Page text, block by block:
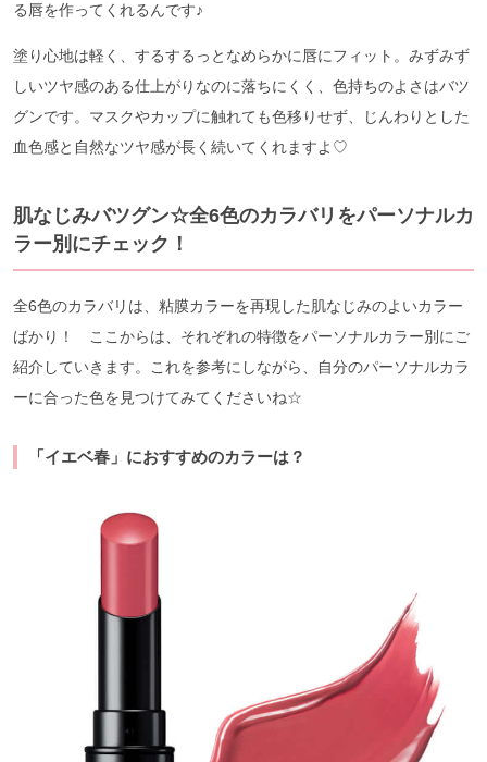
る唇を作ってくれるんです♪
塗り心地は軽く、するするっとなめらかに唇にフィット。みずみず
しいツヤ感のある仕上がりなのに落ちにくく、色持ちのよさはバツ
グンです。マスクやカップに触れても色移りせず、じんわりとした
血色感と自然なツヤ感が長く続いてくれますよ♡
肌なじみバツグン☆全6色のカラバリをパーソナルカ
ラー別にチェック！
全6色のカラバリは、粘膜カラーを再現した肌なじみのよいカラー
ばかり！ ここからは、それぞれの特徴をパーソナルカラー別にご
紹介していきます。これを参考にしながら、自分のパーソナルカラ
ーに合った色を見つけてみてくださいね☆
「イエベ春」におすすめのカラーは？